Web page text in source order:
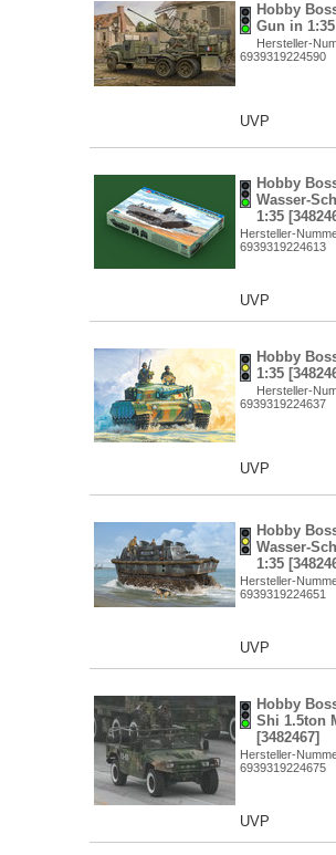
Hobby
Gun in
Hersteller-
6939319224590
UVP
Hobby
Wasser-
1:35
Hersteller-
6939319224613
UVP
Hobby
1:35
Hersteller-
6939319224637
UVP
Hobby
Wasser-
1:35
Hersteller-
6939319224651
UVP
Hobby
Shi 1.5ton
[3482467]
Hersteller-
6939319224675
UVP